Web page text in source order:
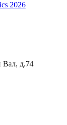
2026
д.74